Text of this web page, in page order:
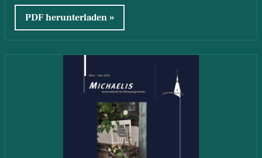
PDF herunterladen